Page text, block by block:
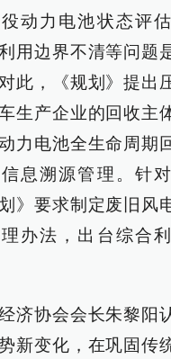
动力电池状态评
用边界不清等问题
此，《规划》提出
生产企业的回收主
力电池全生命周期
息溯源管理。针
》要求制定废旧风
办法，出台综合
济协会会长朱黎阳
新变化，在巩固传